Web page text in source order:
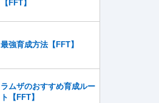
【FFT】
最強育成方法【FFT】
ラムザのおすすめ育成ルー
ト【FFT】